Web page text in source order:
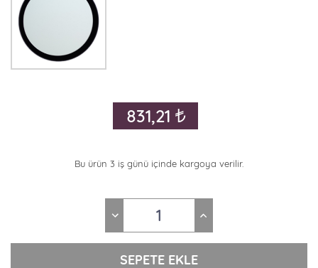
831,21
Bu ürün 3 iş günü içinde kargoya verilir.